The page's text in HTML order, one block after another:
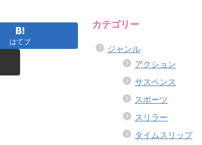
はてブ
カテゴリー
ジャンル
アクション
サスペンス
スポーツ
スリラー
タイムスリップ